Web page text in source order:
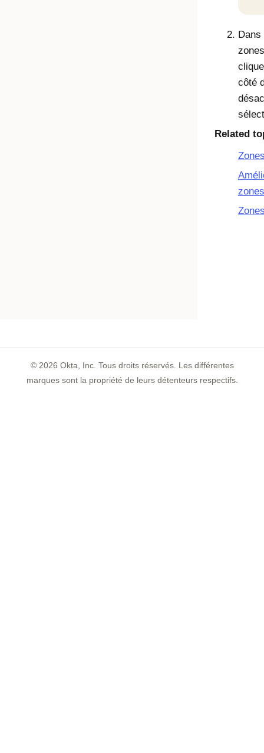
côté
Related
© 2026 Okta, Inc. Tous droits réservés. Les différentes
marques sont la propriété de leurs détenteurs respectifs.